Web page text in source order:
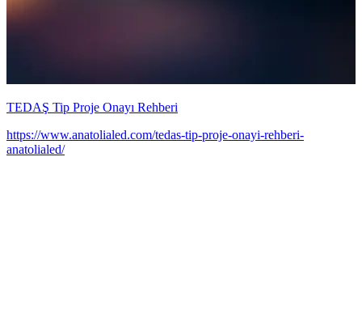
TEDAŞ Tip Proje Onayı Rehberi
https://www.anatolialed.com/tedas-tip-proje-onayi-rehberi-
anatolialed/